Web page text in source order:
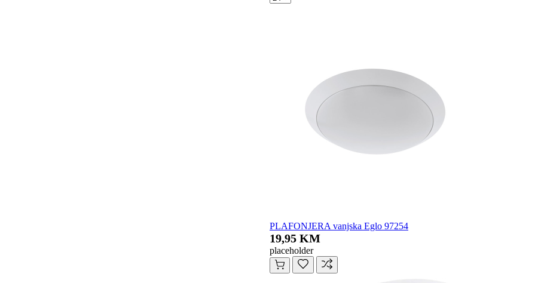
PLAFONJERA vanjska Eglo 97254
19,95 KM
placeholder